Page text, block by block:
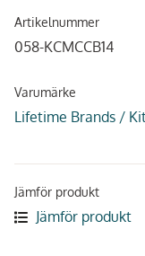
Artikelnummer
058-KCMCCB14
Varumärke
Lifetime Brands /
Jämför produkt
Jämför produkt